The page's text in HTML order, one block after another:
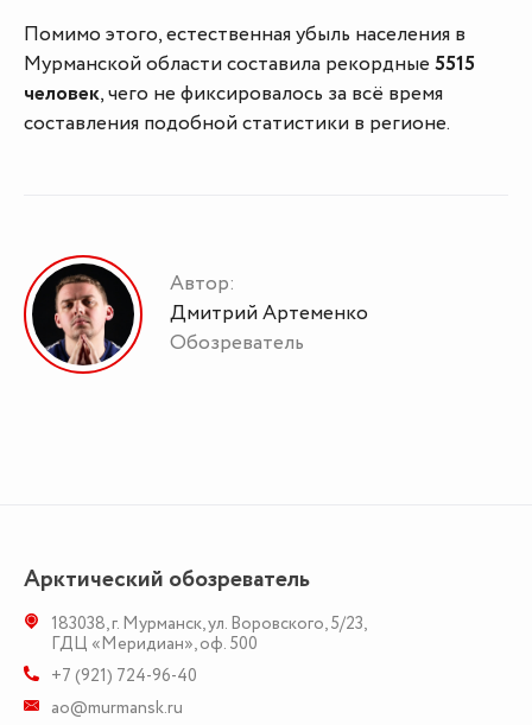
Помимо этого, естественная убыль населения в
Мурманской области составила рекордные 5515
человек, чего не фиксировалось за всё время
составления подобной статистики в регионе.
Автор:
Дмитрий Артеменко
Обозреватель
Арктический обозреватель
183038,г. Мурманск,ул. Воровского, 5/23,
ГДЦ «Меридиан», оф. 500
+7 (921) 724-96-40
ao@murmansk.ru